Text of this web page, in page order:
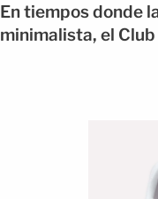
En tiempos donde
minimalista, el